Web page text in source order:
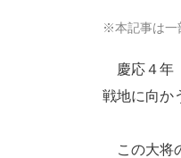
※本記事は一
慶応４年
戦地に向か
この大将